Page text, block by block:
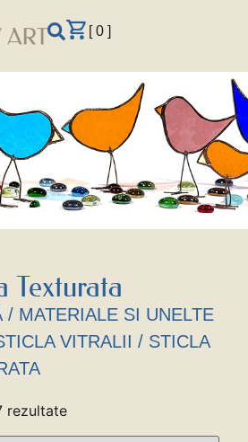
[ 0 ]
Texturata
/ MATERIALE SI UNELTE
VITRALII / STICLA
rezultate